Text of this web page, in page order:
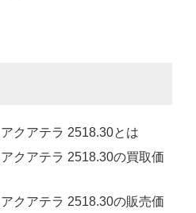
クアテラ 2518.30とは
クアテラ 2518.30の買取価
クアテラ 2518.30の販売価